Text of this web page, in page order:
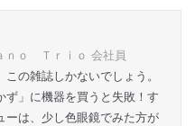
ｎｏ Ｔｒｉｏ 会社員
の雑誌しかないでしょう。
ず」に機器を買うと失敗！す
ーは、少し色眼鏡でみた方が